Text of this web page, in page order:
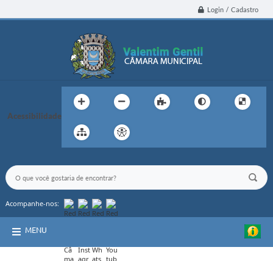
Login / Cadastro
Acessibilidade
Acompanhe-nos:
MENU